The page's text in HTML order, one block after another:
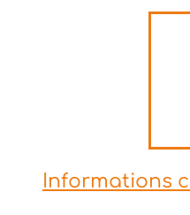
Informations